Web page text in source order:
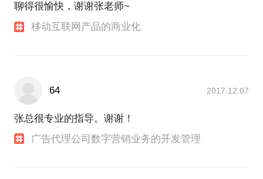
聊得很愉快，谢谢张老师~
移动互联网产品的商业化
64 2017.12.07
张总很专业的指导。谢谢！
广告代理公司数字营销业务的开发管理